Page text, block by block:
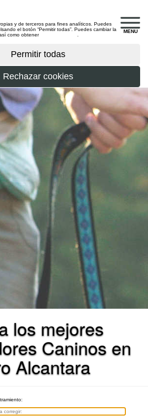
MENU
y de terceros para fines analíticos. Puedes
el botón “Permitir todas”. Puedes cambiar la
como obtener
los mejores
Caninos en
Alcantara